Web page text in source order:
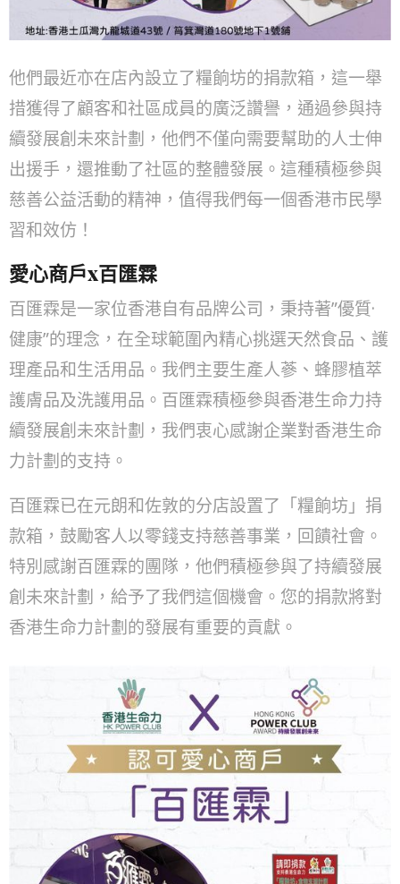
他們最近亦在店內設立了糧餉坊的捐款箱，這一舉
措獲得了顧客和社區成員的廣泛讚譽，通過參與持
續發展創未來計劃，他們不僅向需要幫助的人士伸
出援手，還推動了社區的整體發展。這種積極參與
慈善公益活動的精神，值得我們每一個香港市民學
習和效仿！
愛心商戶x百匯霖
百匯霖是一家位香港自有品牌公司，秉持著”優質·
健康”的理念，在全球範圍內精心挑選天然食品、護
理產品和生活用品。我們主要生產人蔘、蜂膠植萃
護膚品及洗護用品。百匯霖積極參與香港生命力持
續發展創未來計劃，我們衷心感謝企業對香港生命
力計劃的支持。
百匯霖已在元朗和佐敦的分店設置了「糧餉坊」捐
款箱，鼓勵客人以零錢支持慈善事業，回饋社會。
特別感謝百匯霖的團隊，他們積極參與了持續發展
創未來計劃，給予了我們這個機會。您的捐款將對
香港生命力計劃的發展有重要的貢獻。